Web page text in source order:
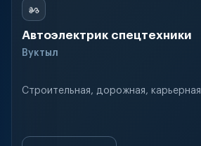
Автоэлектрик спецтехники
Вуктыл
Строительная, дорожная, карьерная